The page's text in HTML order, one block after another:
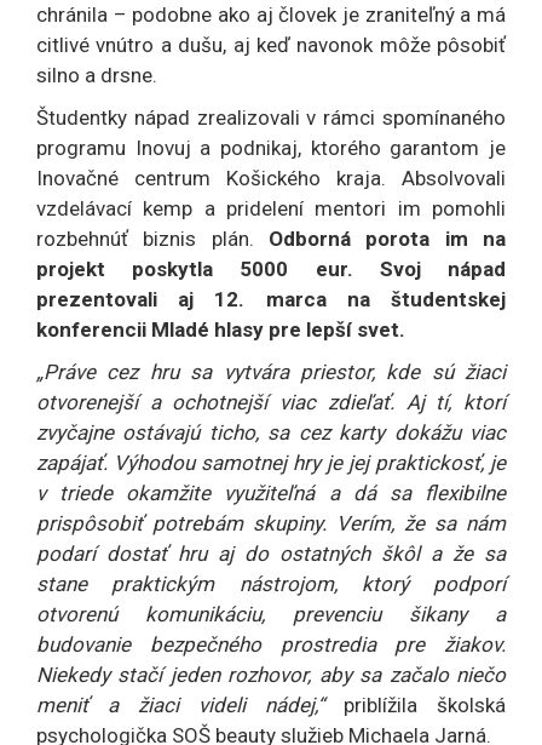
chránila – podobne ako aj človek je zraniteľný a má
citlivé vnútro a dušu, aj keď navonok môže pôsobiť
silno a drsne.
Študentky nápad zrealizovali v rámci spomínaného
programu Inovuj a podnikaj, ktorého garantom je
Inovačné centrum Košického kraja. Absolvovali
vzdelávací kemp a pridelení mentori im pomohli
rozbehnúť biznis plán. Odborná porota im na
projekt poskytla 5000 eur. Svoj nápad
prezentovali aj 12. marca na študentskej
konferencii Mladé hlasy pre lepší svet.
„Práve cez hru sa vytvára priestor, kde sú žiaci
otvorenejší a ochotnejší viac zdieľať. Aj tí, ktorí
zvyčajne ostávajú ticho, sa cez karty dokážu viac
zapájať. Výhodou samotnej hry je jej praktickosť, je
v triede okamžite využiteľná a dá sa flexibilne
prispôsobiť potrebám skupiny. Verím, že sa nám
podarí dostať hru aj do ostatných škôl a že sa
stane praktickým nástrojom, ktorý podporí
otvorenú komunikáciu, prevenciu šikany a
budovanie bezpečného prostredia pre žiakov.
Niekedy stačí jeden rozhovor, aby sa začalo niečo
meniť a žiaci videli nádej,“priblížila školská
psychologička SOŠ beauty služieb Michaela Jarná.